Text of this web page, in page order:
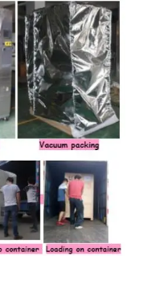
Односекционный / каскадный, герметичный /
хладагент без хлорфторуглеродов
Цветной ЖК-экран на английском / китайском
функция связи
Отсутствие переключателя сварочной
перегрева и перегрузки по току, защита от
вентилятора, защита машины сухого нагрева,
система предупреждения о неисправностях.
одно смотровое окно, одно испытательное
испытательных стендов, один прожектор, один
колеса, один резервуар для увлажнения, 2
5 ° C ~ 35 ° C
AC380V ± 10% 50 Гц 3 фазы 4 провода + провода